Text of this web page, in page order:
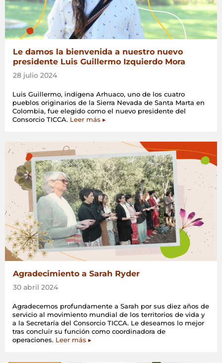
Le damos la bienvenida a nuestro nuevo
presidente Luis Guillermo Izquierdo Mora
28 julio 2024
Luis Guillermo, indígena Arhuaco, uno de los cuatro
pueblos originarios de la Sierra Nevada de Santa Marta en
Colombia, fue elegido como el nuevo presidente del
Consorcio TICCA. Leer más ▸
Agradecimiento a Sarah Ryder
30 abril 2024
Agradecemos profundamente a Sarah por sus diez años de
servicio al movimiento mundial de los territorios de vida y
a la Secretaría del Consorcio TICCA. Le deseamos lo mejor
tras concluir su función como coordinadora de
operaciones. Leer más ▸